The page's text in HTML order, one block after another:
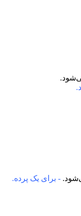
- برای یک پرده.